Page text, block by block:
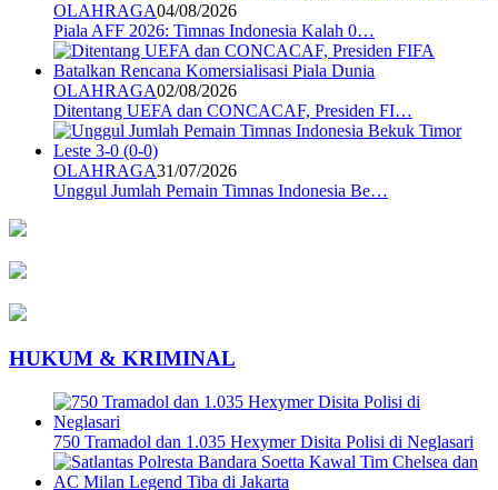
OLAHRAGA04/08/2026
Piala AFF 2026: Timnas Indonesia Kalah 0…
OLAHRAGA02/08/2026
Ditentang UEFA dan CONCACAF, Presiden FI…
OLAHRAGA31/07/2026
Unggul Jumlah Pemain Timnas Indonesia Be…
HUKUM & KRIMINAL
750 Tramadol dan 1.035 Hexymer Disita Polisi di Neglasari